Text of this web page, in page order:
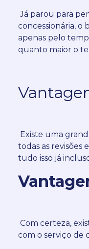
Já parou para
concessionária, o
apenas pelo
quanto maior o
Existe uma
todas as revisões
tudo isso já
Com certeza,
com o serviço de